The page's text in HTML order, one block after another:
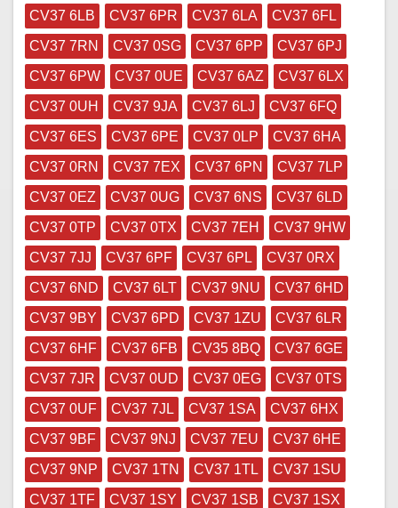
CV37 6LB
CV37 6PR CV37 6LA
CV37 6FL
CV37 7RN
CV37 0SG CV37 6PP
CV37 6PJ
CV37 6PW
CV37 0UE CV37 6AZ
CV37 6LX
CV37 0UH
CV37 9JA CV37 6LJ
CV37 6FQ
CV37 6ES
CV37 6PE CV37 0LP
CV37 6HA
CV37 0RN
CV37 7EX CV37 6PN
CV37 7LP
CV37 0EZ
CV37 0UG CV37 6NS
CV37 6LD
CV37 0TP
CV37 0TX CV37 7EH
CV37 9HW
CV37 7JJ
CV37 6PF CV37 6PL
CV37 0RX
CV37 6ND
CV37 6LT CV37 9NU
CV37 6HD
CV37 9BY
CV37 6PD CV37 1ZU
CV37 6LR
CV37 6HF
CV37 6FB CV35 8BQ
CV37 6GE
CV37 7JR
CV37 0UD CV37 0EG
CV37 0TS
CV37 0UF
CV37 7JL CV37 1SA
CV37 6HX
CV37 9BF
CV37 9NJ CV37 7EU
CV37 6HE
CV37 9NP
CV37 1TN CV37 1TL
CV37 1SU
CV37 1TF
CV37 1SY CV37 1SB
CV37 1SX